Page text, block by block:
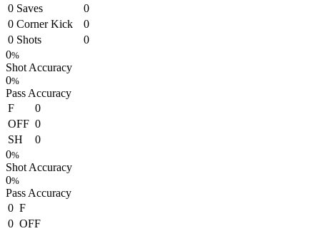
0 Saves
0
0 Corner Kick
0
0 Shots
0
0%
Shot Accuracy
0%
Pass Accuracy
F
0
OFF 0
SH
0
0%
Shot Accuracy
0%
Pass Accuracy
0 F
0 OFF